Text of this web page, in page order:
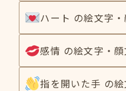
ハート の絵文字
感情 の絵文字・
指を開いた手 の